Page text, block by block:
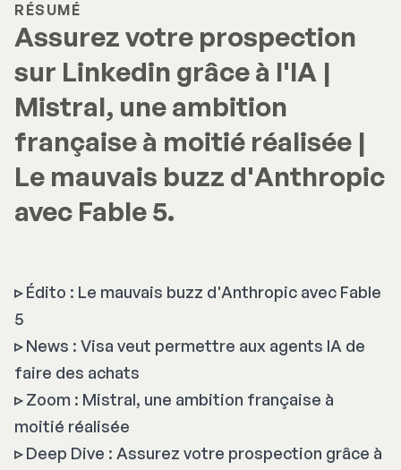
RÉSUMÉ
Assurez votre prospection
sur Linkedin grâce à l'IA |
Mistral, une ambition
française à moitié réalisée |
Le mauvais buzz d'Anthropic
avec Fable 5.
▹Édito : Le mauvais buzz d'Anthropic avec Fable
5
▹News : Visa veut permettre aux agents IA de
faire des achats
▹Zoom : Mistral, une ambition française à
moitié réalisée
▹Deep Dive : Assurez votre prospection grâce à